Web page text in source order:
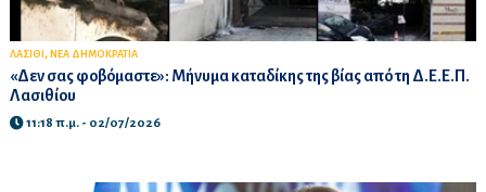
ΛΑΣΙΘΙ , ΝΕΑ ΔΗΜΟΚΡΑΤΙΑ
«Δεν σας φοβόμαστε»: Μήνυμα καταδίκης της βίας από τη Δ.Ε.Ε.Π.
Λασιθίου
11:18 π.μ. - 02/07/2026